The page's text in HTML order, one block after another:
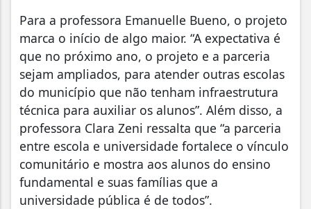
Para a professora Emanuelle Bueno, o projeto
marca o início de algo maior. “A expectativa é
que no próximo ano, o projeto e a parceria
sejam ampliados, para atender outras escolas
do município que não tenham infraestrutura
técnica para auxiliar os alunos”. Além disso, a
professora Clara Zeni ressalta que “a parceria
entre escola e universidade fortalece o vínculo
comunitário e mostra aos alunos do ensino
fundamental e suas famílias que a
universidade pública é de todos”.